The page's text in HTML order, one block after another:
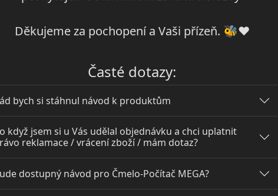
Děkujeme za pochopení a Vaši přízeň. 🐝❤️
Časté dotazy:
bych si stáhnul návod k produktům
když jsem si u Vás udělal objednávku a chci uplatnit
reklamace / vrácení zboží / mám dotaz?
dostupný návod pro Čmelo-Počítač MEGA?